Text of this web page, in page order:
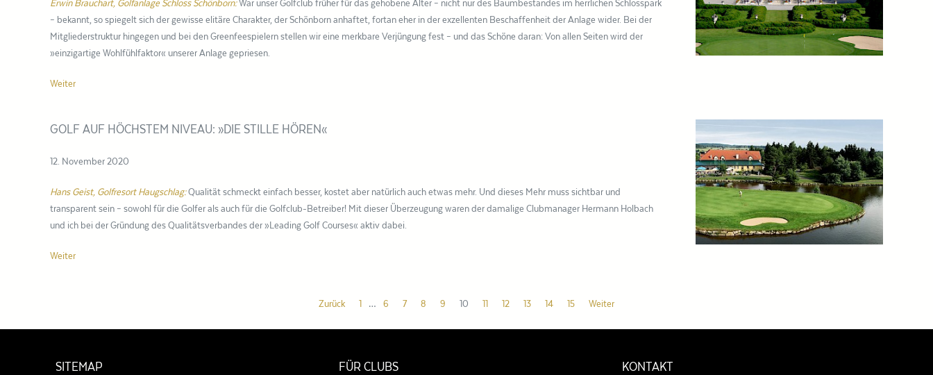
Erwin Brauchart, Golfanlage Schloss Schönborn:War unser Golfclub früher für das gehobene Alter – nicht nur des Baumbestandes im herrlichen Schlosspark
– bekannt, so spiegelt sich der gewisse elitäre Charakter, der Schönborn anhaftet, fortan eher in der exzellenten Beschaffenheit der Anlage wider. Bei der
Mitgliederstruktur hingegen und bei den Greenfeespielern stellen wir eine merkbare Verjüngung fest – und das Schöne daran: Von allen Seiten wird der
»einzigartige Wohlfühlfaktor« unserer Anlage gepriesen.
Weiter
GOLF AUF HÖCHSTEM NIVEAU: »DIE STILLE HÖREN«
12. November 2020
Hans Geist, Golfresort Haugschlag:Qualität schmeckt einfach besser, kostet aber natürlich auch etwas mehr. Und dieses Mehr muss sichtbar und
transparent sein – sowohl für die Golfer als auch für die Golfclub-Betreiber! Mit dieser Überzeugung waren der damalige Clubmanager Hermann Holbach
und ich bei der Gründung des Qualitätsverbandes der »Leading Golf Courses« aktiv dabei.
Weiter
Zurück 1 … 6 7 8 9 10 11 12 13 14 15 Weiter
SITEMAP FÜR CLUBS KONTAKT